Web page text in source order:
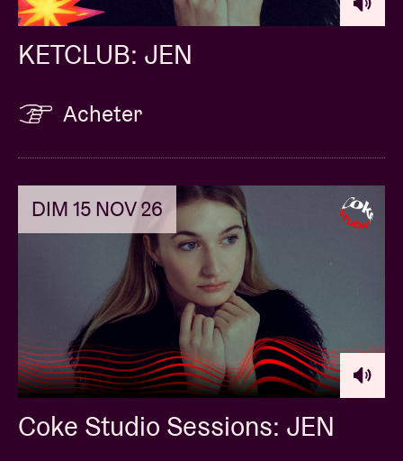
© Willem Mevis
KETCLUB: JEN
Acheter
DIM 15 NOV 26
Coke Studio Sessions: JEN